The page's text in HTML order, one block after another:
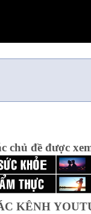
chủ đề được
KÊNH